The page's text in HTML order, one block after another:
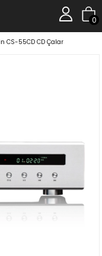
0
CS-55CD CD Çalar